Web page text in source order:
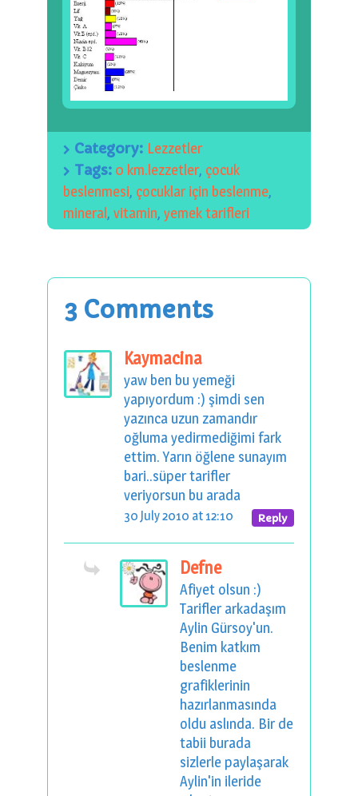
Category: Lezzetler
Tags: 0 km.lezzetler, çocuk
beslenmesi, çocuklar için beslenme,
mineral, vitamin, yemek tarifleri
3 Comments
Kaymacina
yaw ben bu yemeği
yapıyordum :) şimdi sen
yazınca uzun zamandır
oğluma yedirmediğimi fark
ettim. Yarın öğlene sunayım
bari..süper tarifler
veriyorsun bu arada
Reply
30 July 2010 at 12:10
Defne
Afiyet olsun :)
Tarifler arkadaşım
Aylin Gürsoy'un.
Benim katkım
beslenme
grafiklerinin
hazırlanmasında
oldu aslında. Bir de
tabii burada
sizlerle paylaşarak
Aylin'in ileride